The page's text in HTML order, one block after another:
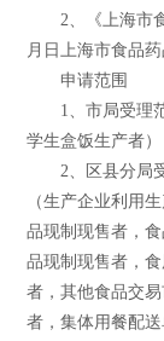
2、《上海市食
月日上海市食品
申请范围
1、市局受理范
学生盒饭生产者
2、区县分局受
（生产企业利用
品现制现售者，
品现制现售者，
者，其他食品交
者，集体用餐配